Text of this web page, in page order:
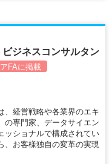
ビジネスコンサルタン
FAに掲載
、経営戦略や各業界のエキ
の専門家、データサイエン
ッショナルで構成されてい
、お客様独自の変革の実現